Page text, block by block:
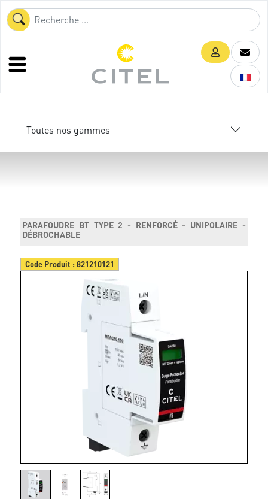
Toutes nos gammes
PARAFOUDRE BT TYPE 2 - RENFORCÉ - UNIPOLAIRE -
DÉBROCHABLE
Code Produit :821210121